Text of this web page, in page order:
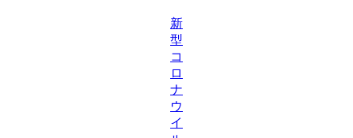
新
型
コ
ロ
ナ
ウ
イ